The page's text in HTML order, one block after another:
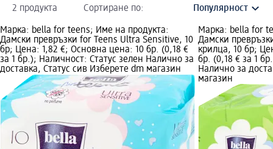
2 продукта Сортиране по:
Марка: bella for teens; Име на продукта:
Дамски превръзки for Teens Ultra Sensitive, 10
бр; Цена: 1,82 €; Основна цена: 10 бр. (0,18 €
за 1 бр.); Наличност: Статус зелен Налично за
доставка, Статус сив Изберете dm магазин
Марка: bella for
Дамски
крилца, 10 бр;
бр. (0,18 € за 1
Налично за
магазин